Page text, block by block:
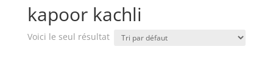
kapoor kachli
Voici le seul résultat